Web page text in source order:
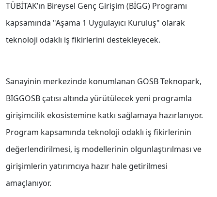
TÜBİTAK’ın Bireysel Genç Girişim (BİGG) Programı
kapsamında "Aşama 1 Uygulayıcı Kuruluş" olarak
teknoloji odaklı iş fikirlerini destekleyecek.
Sanayinin merkezinde konumlanan GOSB Teknopark,
BIGGOSB çatısı altında yürütülecek yeni programla
girişimcilik ekosistemine katkı sağlamaya hazırlanıyor.
Program kapsamında teknoloji odaklı iş fikirlerinin
değerlendirilmesi, iş modellerinin olgunlaştırılması ve
girişimlerin yatırımcıya hazır hale getirilmesi
amaçlanıyor.